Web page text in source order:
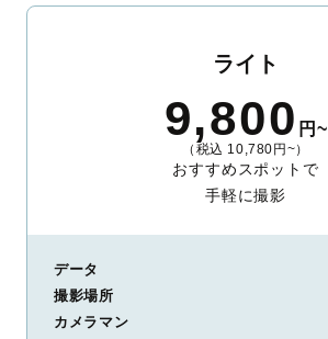
ライト
9,800 円~
（税込 10,780円~）
おすすめスポットで
手軽に撮影
データ
撮影場所
カメラマン